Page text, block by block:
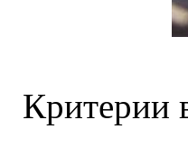
Критерии